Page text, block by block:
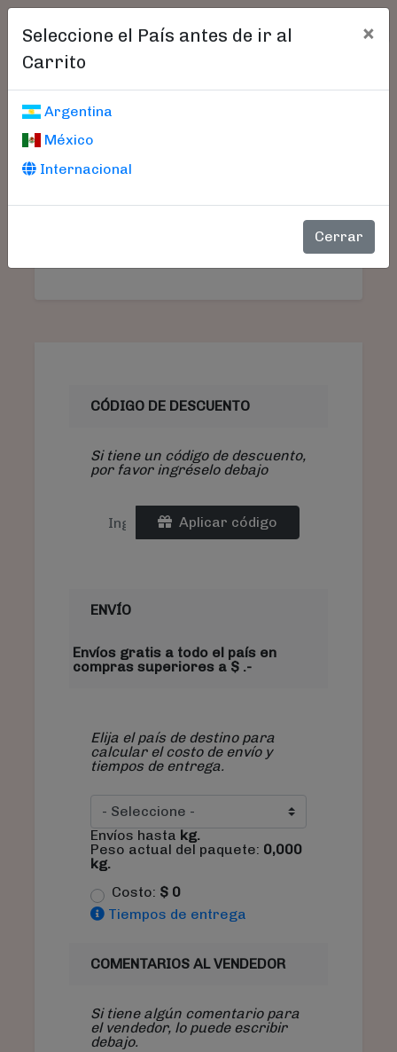
Seleccione el País antes de ir al
Carrito
×
Argentina
México
Internacional
Cerrar
Carrito De Compras
Aún no seleccionó libros.
CANTIDAD
CÓDIGO DE DESCUENTO
Si tiene un código de descuento,
por favor ingréselo debajo
Aplicar código
ENVÍO
Envíos gratis a todo el país en
compras superiores a $ .-
Elija el país de destino para
calcular el costo de envío y
tiempos de entrega.
Envíos hasta kg.
Peso actual del paquete: 0,000
kg.
Costo: $ 0
Tiempos de entrega
COMENTARIOS AL VENDEDOR
Si tiene algún comentario para
el vendedor, lo puede escribir
debajo.